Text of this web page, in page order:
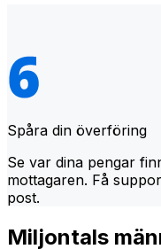
Spåra din överföring
Se var dina pengar
mottagaren. Få
post.
Miljontals